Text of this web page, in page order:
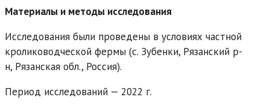
Материалы и методы исследования
Исследования были проведены в условиях частной
кролиководческой фермы (с. Зубенки, Рязанский р-
н, Рязанская обл., Россия).
Период исследований — 2022 г.